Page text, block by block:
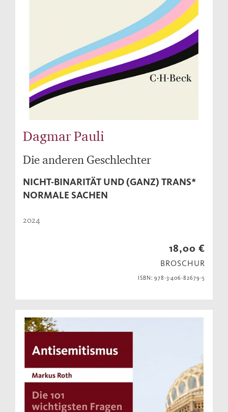
Dagmar Pauli
Die anderen Geschlechter
NICHT-BINARITÄT UND (GANZ) TRANS*
NORMALE SACHEN
2024
18,00 €
BROSCHUR
ISBN: 978-3-406-82679-5